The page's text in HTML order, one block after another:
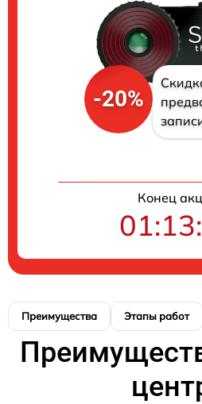
-20%
Конец
Преимущества Этапы работ